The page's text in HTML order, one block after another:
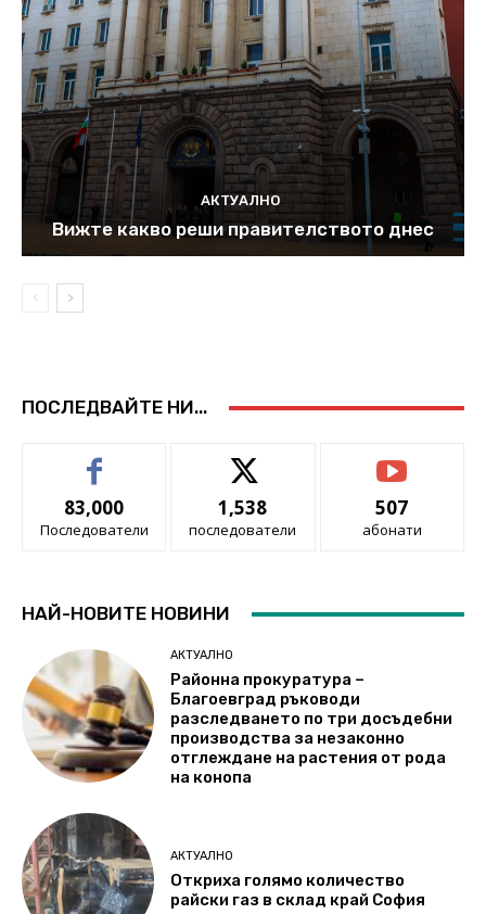
АКТУАЛНО
Вижте какво реши правителството днес
ПОСЛЕДВАЙТЕ НИ...
83,000
Последователи
1,538
последователи
507
абонати
НАЙ-НОВИТЕ НОВИНИ
АКТУАЛНО
Районна прокуратура –
Благоевград ръководи
разследването по три досъдебни
производства за незаконно
отглеждане на растения от рода
на конопа
АКТУАЛНО
Откриха голямо количество
райски газ в склад край София